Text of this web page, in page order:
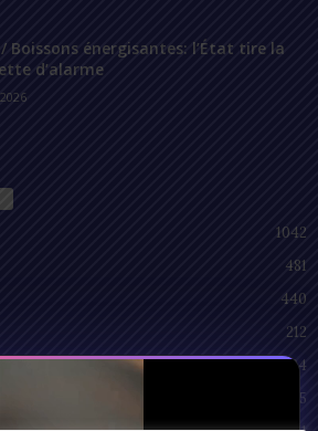
Boissons énergisantes: l’État tire la
d’alarme
1042
481
440
212
94
55